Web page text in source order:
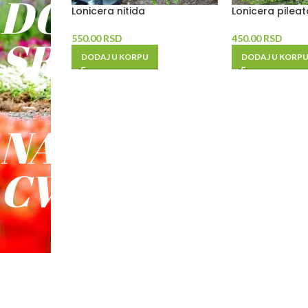
DO
SREĆE
-
NAŠE
CVEĆE
Lonicera nitida
550.00RSD
DODAJ U KORPU
Lonicera
450.00RSD
DODAJ U KORPU